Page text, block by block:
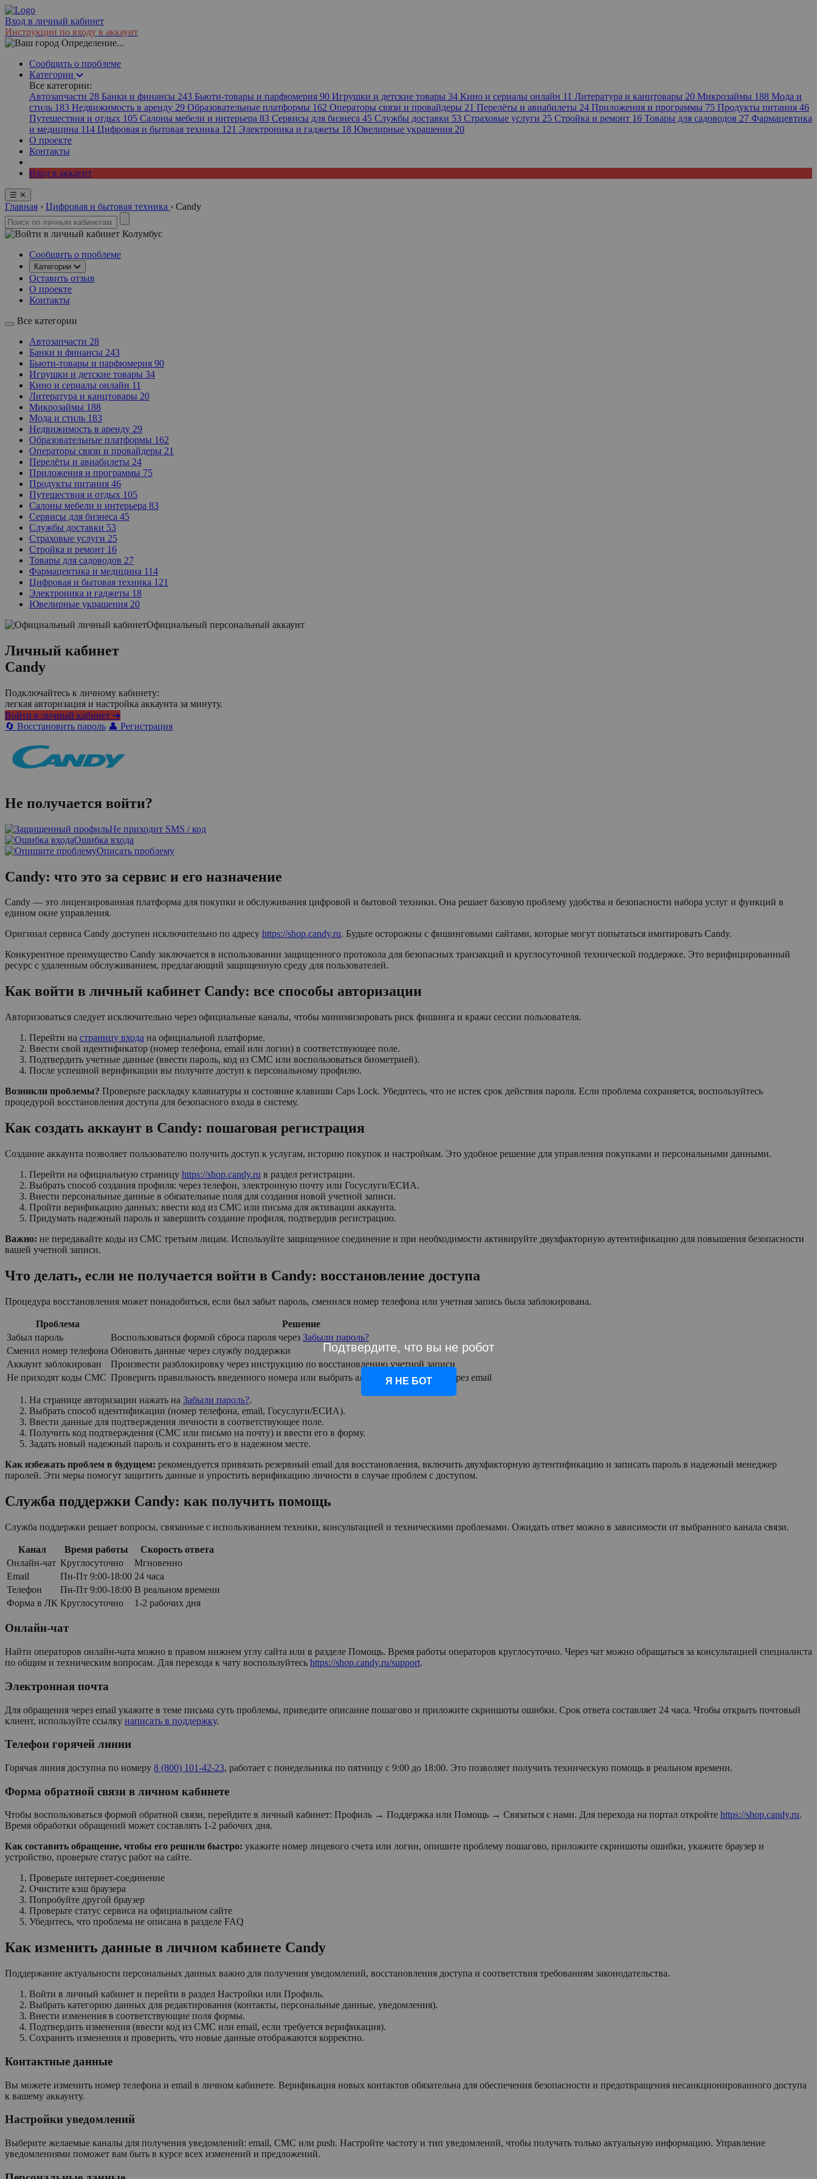
Вход в личный кабинет
Инструкции по входу в аккаунт
Определение...
Сообщить о проблеме
Категории
Все категории:
Автозапчасти 28 Банки и финансы 243 Бьюти-товары и парфюмерия 90 Игрушки и детские товары 34 Кино и сериалы онлайн 11 Литература и канцтовары 20 Микрозаймы 188 Мода и
стиль 183 Недвижимость в аренду 29 Образовательные платформы 162 Операторы связи и провайдеры 21 Перелёты и авиабилеты 24 Приложения и программы 75 Продукты питания 46
Путешествия и отдых 105 Салоны мебели и интерьера 83 Сервисы для бизнеса 45 Службы доставки 53 Страховые услуги 25 Стройка и ремонт 16 Товары для садоводов 27 Фармацевтика
и медицина 114 Цифровая и бытовая техника 121 Электроника и гаджеты 18 Ювелирные украшения 20
О проекте
Контакты
Вход в аккаунт
☰ ✕
Главная › Цифровая и бытовая техника › Candy
Колумбус
Сообщить о проблеме
Категории
Оставить отзыв
О проекте
Контакты
Все категории
Автозапчасти 28
Банки и финансы 243
Бьюти-товары и парфюмерия 90
Игрушки и детские товары 34
Кино и сериалы онлайн 11
Литература и канцтовары 20
Микрозаймы 188
Мода и стиль 183
Недвижимость в аренду 29
Образовательные платформы 162
Операторы связи и провайдеры 21
Перелёты и авиабилеты 24
Приложения и программы 75
Продукты питания 46
Путешествия и отдых 105
Салоны мебели и интерьера 83
Сервисы для бизнеса 45
Службы доставки 53
Страховые услуги 25
Стройка и ремонт 16
Товары для садоводов 27
Фармацевтика и медицина 114
Цифровая и бытовая техника 121
Электроника и гаджеты 18
Ювелирные украшения 20
Официальный персональный аккаунт
Личный кабинет
Candy
Подключайтесь к личному кабинету:
легкая авторизация и настройка аккаунта за минуту.
Войти в личный кабинет ➜
🔄 Восстановить пароль 👤 Регистрация
Не получается войти?
Не приходит SMS / код
Ошибка входа
Описать проблему
Candy: что это за сервис и его назначение
Candy — это лицензированная платформа для покупки и обслуживания цифровой и бытовой техники. Она решает базовую проблему удобства и безопасности набора услуг и функций в
едином окне управления.
Оригинал сервиса Candy доступен исключительно по адресу https://shop.candy.ru. Будьте осторожны с фишинговыми сайтами, которые могут попытаться имитировать Candy.
Конкурентное преимущество Candy заключается в использовании защищенного протокола для безопасных транзакций и круглосуточной технической поддержке. Это верифицированный
ресурс с удаленным обслуживанием, предлагающий защищенную среду для пользователей.
Как войти в личный кабинет Candy: все способы авторизации
Авторизоваться следует исключительно через официальные каналы, чтобы минимизировать риск фишинга и кражи сессии пользователя.
Перейти на страницу входа на официальной платформе.
Ввести свой идентификатор (номер телефона, email или логин) в соответствующее поле.
Подтвердить учетные данные (ввести пароль, код из СМС или воспользоваться биометрией).
После успешной верификации вы получите доступ к персональному профилю.
Возникли проблемы? Проверьте раскладку клавиатуры и состояние клавиши Caps Lock. Убедитесь, что не истек срок действия пароля. Если проблема сохраняется, воспользуйтесь
процедурой восстановления доступа для безопасного входа в систему.
Как создать аккаунт в Candy: пошаговая регистрация
Создание аккаунта позволяет пользователю получить доступ к услугам, историю покупок и настройкам. Это удобное решение для управления покупками и персональными данными.
Перейти на официальную страницу https://shop.candy.ru в раздел регистрации.
Выбрать способ создания профиля: через телефон, электронную почту или Госуслуги/ЕСИА.
Внести персональные данные в обязательные поля для создания новой учетной записи.
Пройти верификацию данных: ввести код из СМС или письма для активации аккаунта.
Придумать надежный пароль и завершить создание профиля, подтвердив регистрацию.
Важно: не передавайте коды из СМС третьим лицам. Используйте защищенное соединение и при необходимости активируйте двухфакторную аутентификацию для повышения безопасности
вашей учетной записи.
Что делать, если не получается войти в Candy: восстановление доступа
Процедура восстановления может понадобиться, если был забыт пароль, сменился номер телефона или учетная запись была заблокирована.
Проблема
Решение
Забыл пароль
Воспользоваться формой сброса пароля через Забыли пароль?
Сменил номер телефона Обновить данные через службу поддержки
Аккаунт заблокирован
Произвести разблокировку через инструкцию по восстановлению учетной записи
Не приходят коды СМС Проверить правильность введенного номера или выбрать альтернативный вход через email
На странице авторизации нажать на Забыли пароль?.
Выбрать способ идентификации (номер телефона, email, Госуслуги/ЕСИА).
Ввести данные для подтверждения личности в соответствующее поле.
Получить код подтверждения (СМС или письмо на почту) и ввести его в форму.
Задать новый надежный пароль и сохранить его в надежном месте.
Как избежать проблем в будущем: рекомендуется привязать резервный email для восстановления, включить двухфакторную аутентификацию и записать пароль в надежный менеджер
паролей. Эти меры помогут защитить данные и упростить верификацию личности в случае проблем с доступом.
Служба поддержки Candy: как получить помощь
Служба поддержки решает вопросы, связанные с использованием техники, консультацией и техническими проблемами. Ожидать ответ можно в зависимости от выбранного канала связи.
Канал Время работы
Скорость ответа
Онлайн-чат Круглосуточно
Мгновенно
Email
Пн-Пт 9:00-18:00 24 часа
Телефон
Пн-Пт 9:00-18:00 В реальном времени
Форма в ЛК Круглосуточно 1-2 рабочих дня
Онлайн-чат
Найти операторов онлайн-чата можно в правом нижнем углу сайта или в разделе Помощь. Время работы операторов круглосуточно. Через чат можно обращаться за консультацией специалиста
по общим и техническим вопросам. Для перехода к чату воспользуйтесь https://shop.candy.ru/support.
Электронная почта
Для обращения через email укажите в теме письма суть проблемы, приведите описание пошагово и приложите скриншоты ошибки. Срок ответа составляет 24 часа. Чтобы открыть почтовый
клиент, используйте ссылку написать в поддержку.
Телефон горячей линии
Горячая линия доступна по номеру 8 (800) 101-42-23, работает с понедельника по пятницу с 9:00 до 18:00. Это позволяет получить техническую помощь в реальном времени.
Форма обратной связи в личном кабинете
Чтобы воспользоваться формой обратной связи, перейдите в личный кабинет: Профиль → Поддержка или Помощь → Связаться с нами. Для перехода на портал откройте https://shop.candy.ru.
Время обработки обращений может составлять 1-2 рабочих дня.
Как составить обращение, чтобы его решили быстро: укажите номер лицевого счета или логин, опишите проблему пошагово, приложите скриншоты ошибки, укажите браузер и
устройство, проверьте статус работ на сайте.
Проверьте интернет-соединение
Очистите кэш браузера
Попробуйте другой браузер
Проверьте статус сервиса на официальном сайте
Убедитесь, что проблема не описана в разделе FAQ
Как изменить данные в личном кабинете Candy
Поддержание актуальности персональных данных важно для получения уведомлений, восстановления доступа и соответствия требованиям законодательства.
Войти в личный кабинет и перейти в раздел Настройки или Профиль.
Выбрать категорию данных для редактирования (контакты, персональные данные, уведомления).
Внести изменения в соответствующие поля формы.
Подтвердить изменения (ввести код из СМС или email, если требуется верификация).
Сохранить изменения и проверить, что новые данные отображаются корректно.
Контактные данные
Вы можете изменить номер телефона и email в личном кабинете. Верификация новых контактов обязательна для обеспечения безопасности и предотвращения несанкционированного доступа
к вашему аккаунту.
Настройки уведомлений
Выберите желаемые каналы для получения уведомлений: email, СМС или push. Настройте частоту и тип уведомлений, чтобы получать только актуальную информацию. Управление
уведомлениями поможет вам быть в курсе всех изменений и предложений.
Подтвердите, что вы не робот
Я НЕ БОТ